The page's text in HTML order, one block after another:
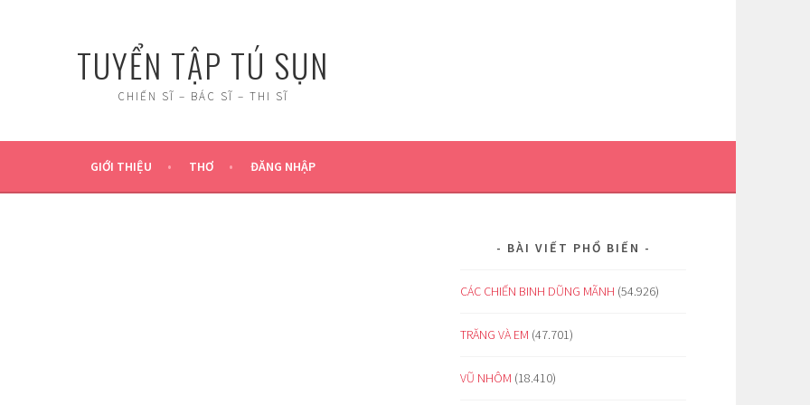
TUYỂN TẬP TÚ SỤN
CHIẾN SĨ – BÁC SĨ – THI SĨ
GIỚI THIỆU THƠ ĐĂNG NHẬP
BÀI VIẾT PHỔ BIẾN
CÁC CHIẾN BINH DŨNG MÃNH (54.926)
TRĂNG VÀ EM (47.701)
VŨ NHÔM (18.410)